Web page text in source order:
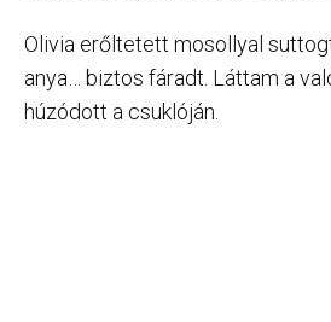
Olivia erőltetett mosollyal
anya… biztos fáradt. Láttam a
húzódott a csuklóján.